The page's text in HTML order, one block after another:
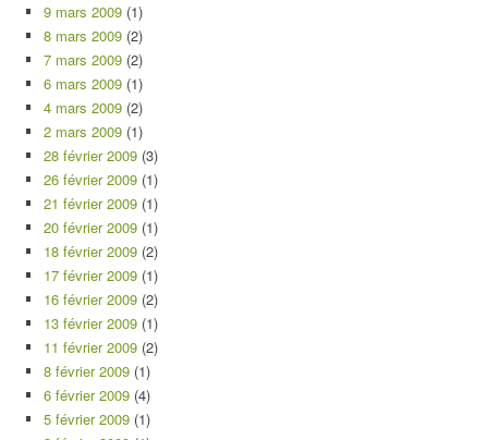
9 mars 2009 (1)
8 mars 2009 (2)
7 mars 2009 (2)
6 mars 2009 (1)
4 mars 2009 (2)
2 mars 2009 (1)
28 février 2009 (3)
26 février 2009 (1)
21 février 2009 (1)
20 février 2009 (1)
18 février 2009 (2)
17 février 2009 (1)
16 février 2009 (2)
13 février 2009 (1)
11 février 2009 (2)
8 février 2009 (1)
6 février 2009 (4)
5 février 2009 (1)